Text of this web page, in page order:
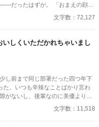
だったはずが。 「おまえの顔、
あたしはこの男に今宵も激しく愛
――2000年代初頭、IT系企業で懸
ブリスタ様にも掲載。人気沸騰
26513389
文字数：72,127
いしくいただかれちゃいまし
し前まで同じ部署だった四つ年下
た。いつも辛辣なことばかり言わ
がないし、後輩なのに美優よりも
ことになり、さらにはずっと好き
文字数：11,518